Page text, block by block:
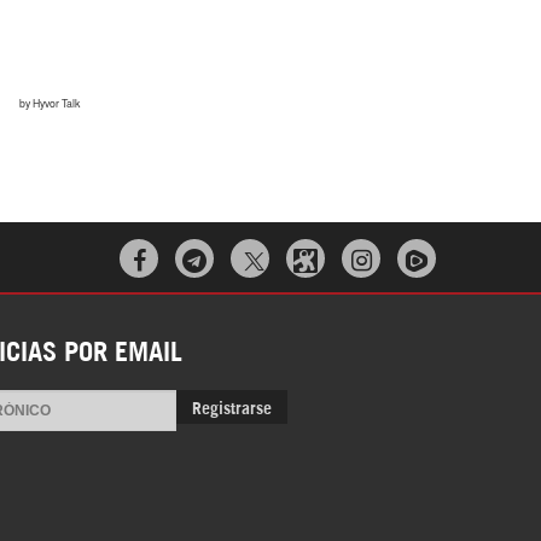
  
POR EMAIL
Registrarse